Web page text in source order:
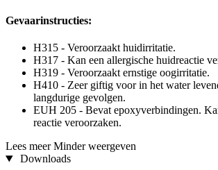
Gevaarinstructies:
H315 - Veroorzaakt huidirritatie.
H317 - Kan een allergische huidreactie
H319 - Veroorzaakt ernstige oogirritatie.
H410 - Zeer giftig voor in het water
langdurige gevolgen.
EUH 205 - Bevat epoxyverbindingen.
reactie veroorzaken.
Lees meer Minder weergeven
Downloads